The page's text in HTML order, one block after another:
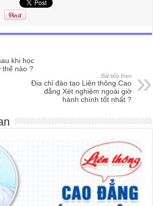
khi học
thế nào ?
Bài tiếp theo
Địa chỉ đào tạo Liên thông Cao
đẳng Xét nghiệm ngoài giờ
hành chính tốt nhất ?